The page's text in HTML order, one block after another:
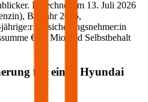
Berechnet am 13. Juli 2026
), Baujahr 2025,
Versicherungsnehmer:in
€ 20 Mio und Selbstbehalt
für einen Hyundai